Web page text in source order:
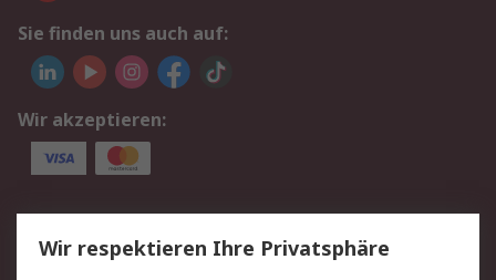
Sie finden uns auch auf:
Wir akzeptieren:
Service
Value Added Services
Lieferlösungen
Wir respektieren Ihre Privatsphäre